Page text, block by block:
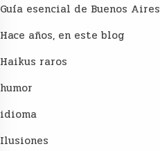
Guía esencial de Buenos Aires
Hace años, en este blog
Haikus raros
humor
idioma
Ilusiones